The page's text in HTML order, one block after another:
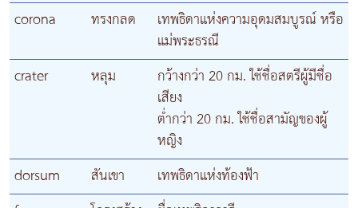
corona
ทรงกลด เทพธิดาแห่งความอุดมสมบูรณ์ หรือ
แม่พระธรณี
crater
หลุม กว้างกว่า 20 กม. ใช้ชื่อสตรีผู้มีชื่อ
เสียง
ต่ำกว่า 20 กม. ใช้ชื่อสามัญของผู้
หญิง
dorsum
สันเขา
เทพธิดาแห่งท้องฟ้า